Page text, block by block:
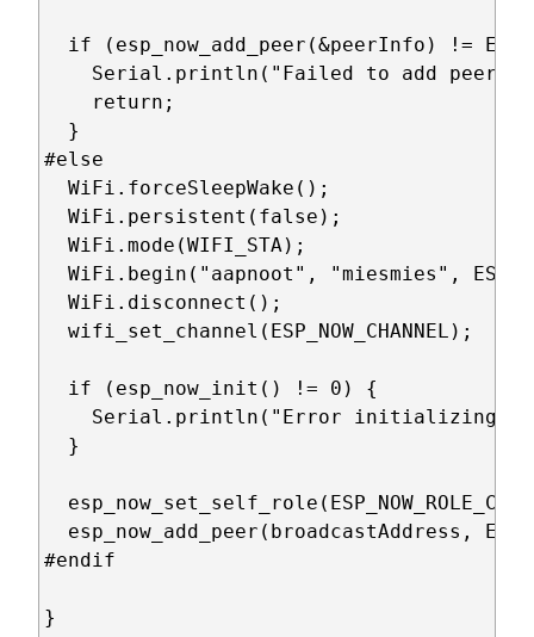
if (esp_now_add_peer(&peerInfo) !=
    Serial.println("Failed to add peer");
    return;
  }
#else
  WiFi.forceSleepWake();
  WiFi.persistent(false);
  WiFi.mode(WIFI_STA);
WiFi.begin("aapnoot", "miesmies",
  WiFi.disconnect();
  wifi_set_channel(ESP_NOW_CHANNEL);
  if (esp_now_init() != 0) {
Serial.println("Error initializing
  }
esp_now_add_peer(broadcastAddress,
#endif
}